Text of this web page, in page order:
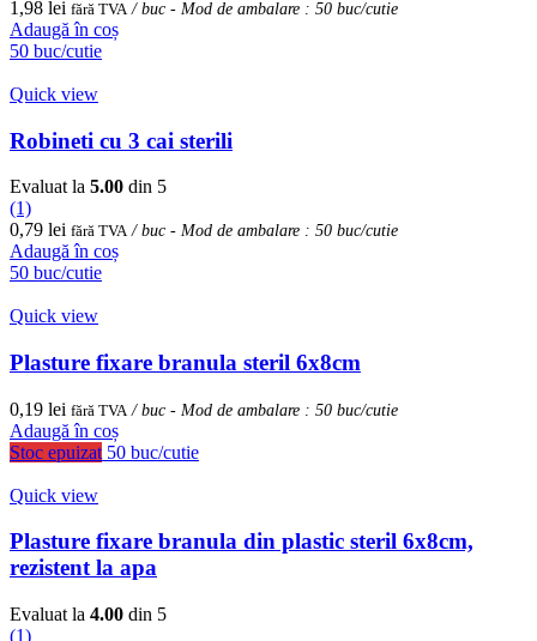
1,98 lei fără TVA / buc - Mod de ambalare : 50 buc/cutie
Adaugă în coș
50 buc/cutie
Quick view
Robineti cu 3 cai sterili
Evaluat la 5.00 din 5
(1)
0,79 lei fără TVA/ buc - Mod de ambalare : 50 buc/cutie
Adaugă în coș
50 buc/cutie
Quick view
Plasture fixare branula steril 6x8cm
0,19 lei fără TVA / buc - Mod de ambalare : 50 buc/cutie
Adaugă în coș
Stoc epuizat 50 buc/cutie
Quick view
Plasture fixare branula din plastic steril 6x8cm,
rezistent la apa
Evaluat la 4.00 din 5
(1)